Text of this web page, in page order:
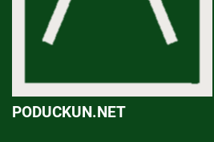
PODUCKUN.NET